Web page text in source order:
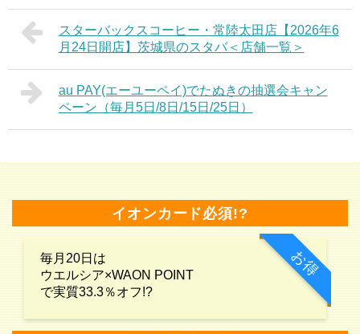
スターバックスコーヒー・常陸太田店【2026年6
月24日開店】茨城県のスタバ＜店舗一覧＞
au PAY(エーユーペイ)でたぬきの抽選会キャン
ペーン（毎月5日/8日/15日/25日）
イオンカード必須!?
お得
毎月20日は
ウエルシア×WAON POINT
で実質33.3％オフ!?